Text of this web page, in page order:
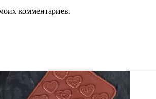
комментариев.